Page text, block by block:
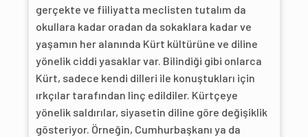
gerçekte ve fiiliyatta meclisten tutalım da
okullara kadar oradan da sokaklara kadar ve
yaşamın her alanında Kürt kültürüne ve diline
yönelik ciddi yasaklar var. Bilindiği gibi onlarca
Kürt, sadece kendi dilleri ile konuştukları için
ırkçılar tarafından linç edildiler. Kürtçeye
yönelik saldırılar, siyasetin diline göre değişiklik
gösteriyor. Örneğin, Cumhurbaşkanı ya da